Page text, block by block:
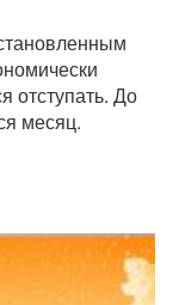
отступать. До
месяц.